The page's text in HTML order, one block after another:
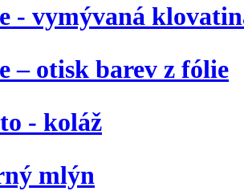
- vymývaná
– otisk barev z fólie
- koláž
mlýn